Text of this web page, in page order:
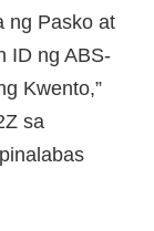
ng Pasko at
ID ng ABS-
Kwento,”
sa